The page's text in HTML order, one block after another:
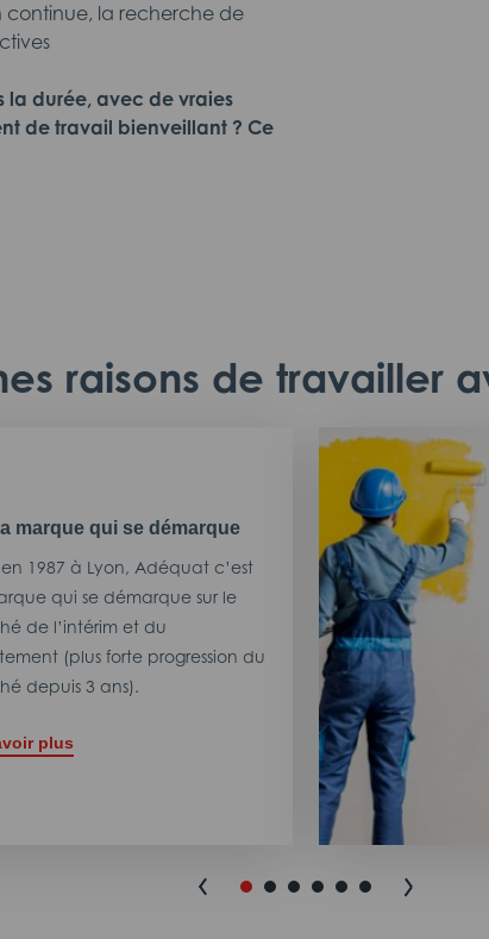
la recherche de
la durée, avec de vraies
de travail bienveillant ? Ce
raisons de travailler
marque qui se démarque
1987 à Lyon, Adéquat c’est
qui se démarque sur le
de l’intérim et du
(plus forte progression du
depuis 3 ans).
plus